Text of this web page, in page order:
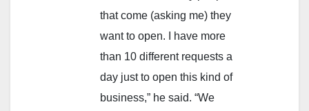
that come (asking me) they
want to open. I have more
than 10 different requests a
day just to open this kind of
business,” he said. “We